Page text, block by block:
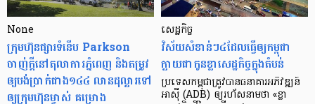
None
ក្រុមហ៊ុនផ្សារទំនើប Parkson
ចាញ់ក្ដីនៅតុលាការភ្នំពេញ និងតម្រូវ
ឲ្យបង់ប្រាក់ជាង១៤៤ លានដុល្លារទៅ
ឲ្យក្រុមហ៊ុនម្ចាស់ គម្រោង
សេដ្ឋកិច្ច​
វិស័យ​សំខាន់ៗ​៤​ដែល​ធ្វើ​ឲ្យ​កម្ពុជា​
ក្លាយ​ជា​កូន​ខ្លា​សេដ្ឋកិច្ច​ក្នុង​តំបន់
ប្រទេស​កម្ពុជា​ត្រូវ​បាន​ធនាគារ​អភិវឌ្ឍន៍​
អាស៊ី (ADB) ឲ្យ​រហ័ស​នាមថា «ខ្លា​